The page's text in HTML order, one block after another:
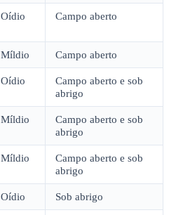
Oídio Campo aberto
Míldio Campo aberto
Oídio
Campo aberto e sob
abrigo
Míldio
Campo aberto e sob
abrigo
Míldio
Campo aberto e sob
abrigo
Oídio Sob abrigo